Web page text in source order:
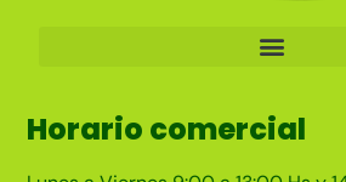
Horario comercial